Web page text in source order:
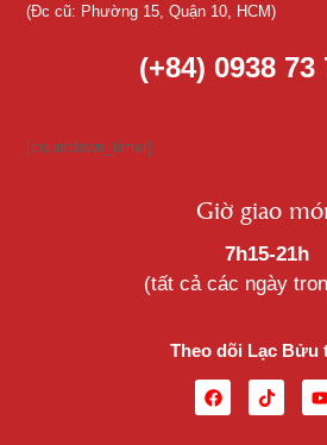
(Đc cũ: Phường 15, Quận 10, HCM)
(+84) 0938 73
[countdown_timer]
Giờ giao
7h15-21h
(tất cả các ngày
Theo dõi Lạc Bửu